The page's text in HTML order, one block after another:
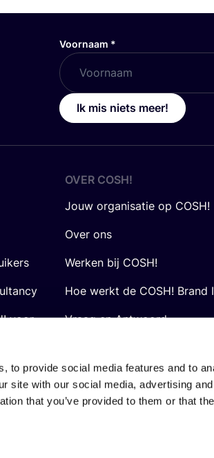
to provide social media features and to
site with our social media, advertising
that you’ve provided to them or that
Voornaam *
Ik mis niets meer!
voor
OVER COSH!
Jouw organisatie op COSH!
Over ons
Werken bij COSH!
Hoe werkt de COSH! Brand
Vraag en Antwoord